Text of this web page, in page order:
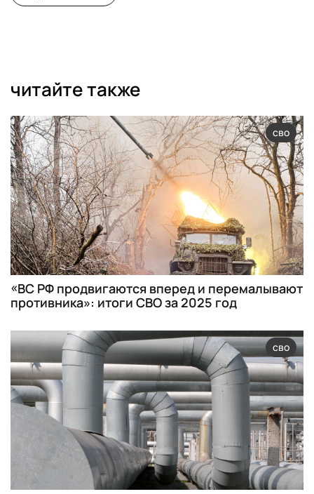
читайте также
сво
«ВС РФ продвигаются вперед и перемалывают
противника»: итоги СВО за 2025 год
сво